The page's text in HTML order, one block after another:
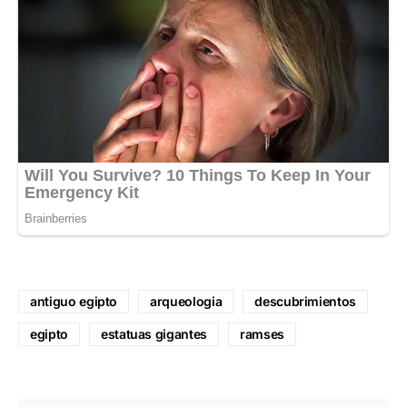
antiguo egipto arqueologia descubrimientos
egipto estatuas gigantes ramses